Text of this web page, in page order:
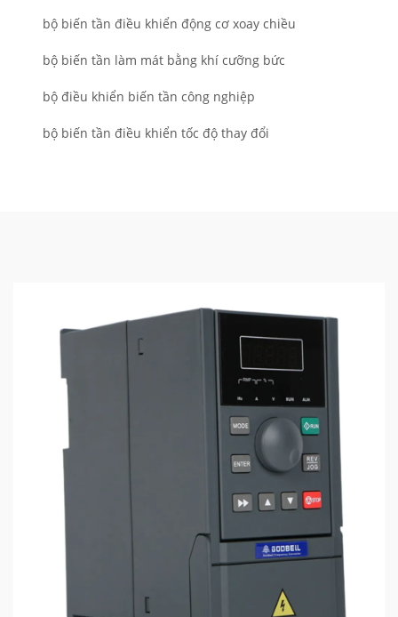
bộ biến tần điều khiển động cơ xoay chiều
bộ biến tần làm mát bằng khí cưỡng bức
bộ điều khiển biến tần công nghiệp
bộ biến tần điều khiển tốc độ thay đổi